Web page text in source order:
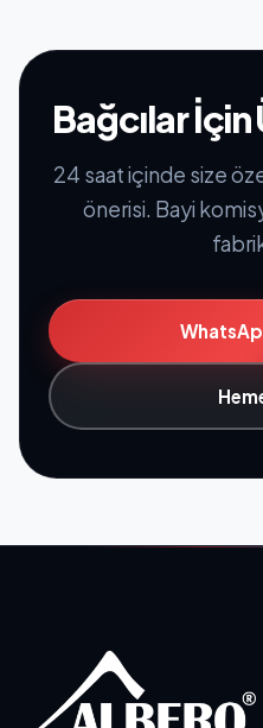
Bağcılar
24 saat içinde size
önerisi. Bayi